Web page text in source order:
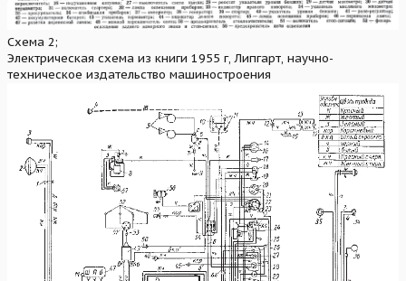
Схема 2;
Электрическая схема из книги 1955 г, Липгарт, научно-
техническое издательство машиностроения